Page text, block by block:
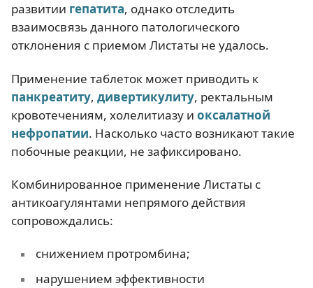
развитии гепатита, однако отследить
взаимосвязь данного патологического
отклонения с приемом Листаты не удалось.
Применение таблеток может приводить к
панкреатиту, дивертикулиту, ректальным
кровотечениям, холелитиазу и оксалатной
нефропатии. Насколько часто возникают такие
побочные реакции, не зафиксировано.
Комбинированное применение Листаты с
антикоагулянтами непрямого действия
сопровождались:
снижением протромбина;
нарушением эффективности